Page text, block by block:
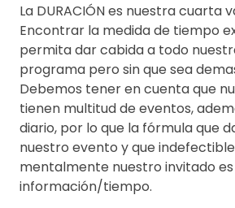
La DURACIÓN es nuestra cuarta
Encontrar la medida de tiempo
permita dar cabida a todo
programa pero sin que sea
Debemos tener en cuenta que
tienen multitud de eventos,
diario, por lo que la fórmula que
nuestro evento y que
mentalmente nuestro invitado es
información/tiempo.